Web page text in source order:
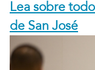
Lea sobre
de San José